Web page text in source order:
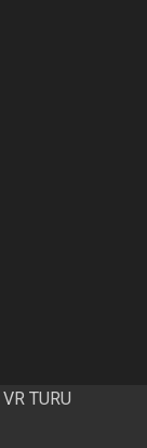
VR TURU